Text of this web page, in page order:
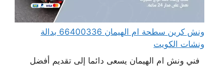
ونش كرين سطحة ام الهيمان 66400336 بدالة
ونشات الكويت
فني ونش ام الهيمان يسعى دائما إلى تقديم أفضل